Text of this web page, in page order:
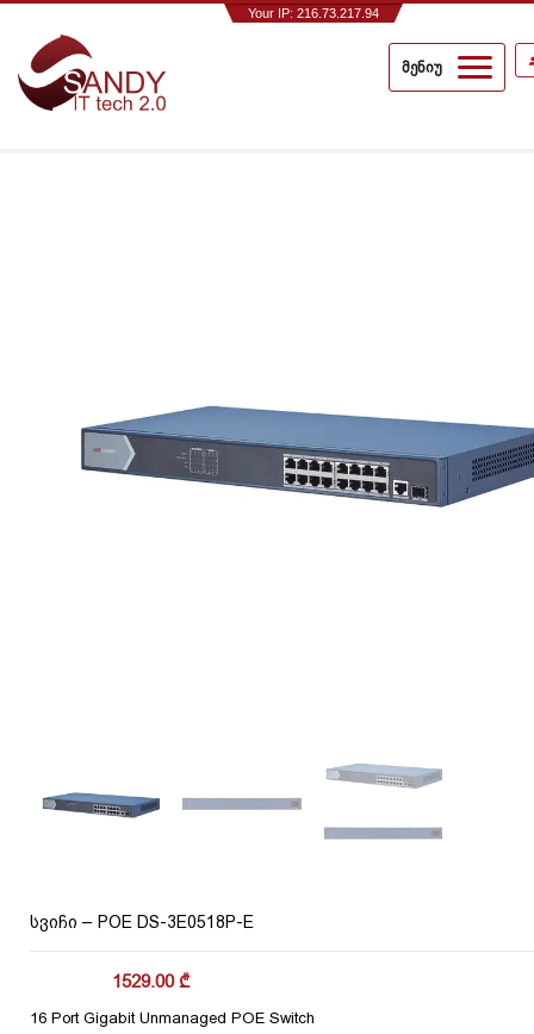
Your IP: 216.73.217.94
მენიუ
სვიჩი – POE DS-3E0518P-E
1529.00₾
16 Port Gigabit Unmanaged POE Switch